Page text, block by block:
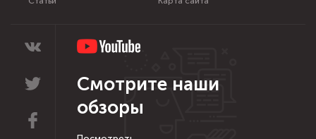
Смотрите наши
обзоры